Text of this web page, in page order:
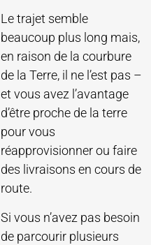
Le trajet semble
beaucoup plus long mais,
en raison de la courbure
de la Terre, il ne l’est pas –
et vous avez l’avantage
d’être proche de la terre
pour vous
réapprovisionner ou faire
des livraisons en cours de
route.
Si vous n’avez pas besoin
de parcourir plusieurs